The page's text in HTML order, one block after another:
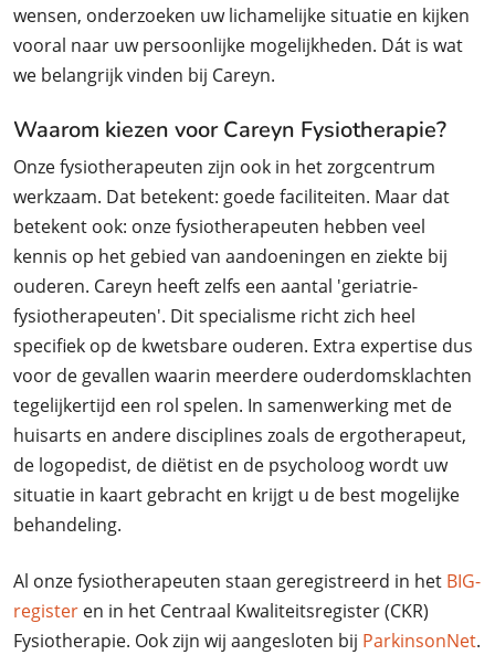
wensen, onderzoeken uw lichamelijke situatie en kijken
vooral naar uw persoonlijke mogelijkheden. Dát is wat
we belangrijk vinden bij Careyn.
Waarom kiezen voor Careyn Fysiotherapie?
Onze fysiotherapeuten zijn ook in het zorgcentrum
werkzaam. Dat betekent: goede faciliteiten. Maar dat
betekent ook: onze fysiotherapeuten hebben veel
kennis op het gebied van aandoeningen en ziekte bij
ouderen. Careyn heeft zelfs een aantal 'geriatrie-
fysiotherapeuten'. Dit specialisme richt zich heel
specifiek op de kwetsbare ouderen. Extra expertise dus
voor de gevallen waarin meerdere ouderdomsklachten
tegelijkertijd een rol spelen. In samenwerking met de
huisarts en andere disciplines zoals de ergotherapeut,
de logopedist, de diëtist en de psycholoog wordt uw
situatie in kaart gebracht en krijgt u de best mogelijke
behandeling.
Al onze fysiotherapeuten staan geregistreerd in het BIG-
register en in het Centraal Kwaliteitsregister (CKR)
Fysiotherapie. Ook zijn wij aangesloten bij ParkinsonNet.